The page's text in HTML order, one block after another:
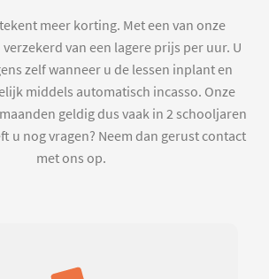
meer korting. Met een van onze
van een lagere prijs per uur. U
zelf wanneer u de lessen inplant en
middels automatisch incasso. Onze
geldig dus vaak in 2 schooljaren
u nog vragen? Neem dan gerust contact
met ons op.